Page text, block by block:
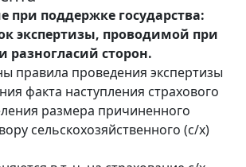
при поддержке государства:
экспертизы, проводимой при
разногласий сторон.
правила проведения экспертизы
факта наступления страхового
размера причиненного
сельскохозяйственного (с/х)